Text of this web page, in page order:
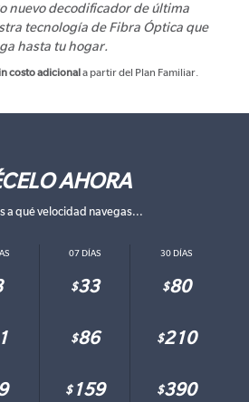
nuevo decodificador de última
tecnología de Fibra Óptica que
hasta tu hogar.
costo adicional a partir del Plan Familiar.
AHORA
a qué velocidad navegas...
07 DÍAS 30 DÍAS
$33 $80
$86 $210
$159 $390